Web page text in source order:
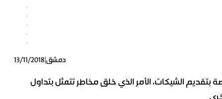
13/11/2018|دمشق
الشيكات، الأمر الذي خلق مخاطر تتمثل بتداول